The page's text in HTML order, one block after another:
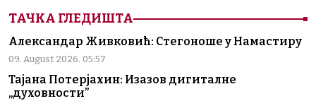
ТАЧКА ГЛЕДИШТА
Александар Живковић: Стегоноше у Намастиру
09. August 2026. 05:57
Тајана Потерјахин: Изазов дигиталне
„духовности”